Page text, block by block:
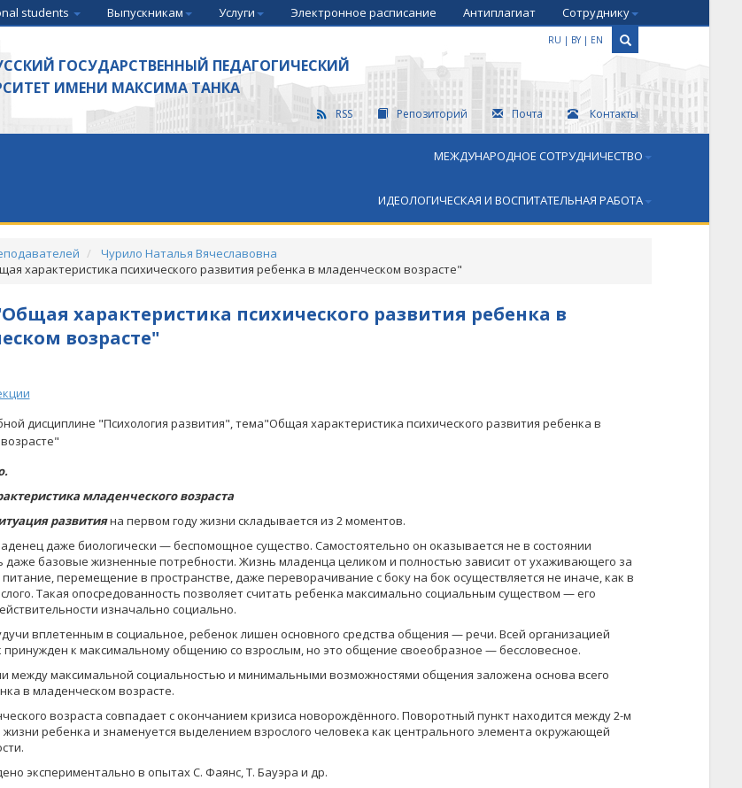
students Выпускникам Услуги Электронное расписание Антиплагиат Сотруднику
ГОСУДАРСТВЕННЫЙ ПЕДАГОГИЧЕСКИЙ
ИМЕНИ МАКСИМА ТАНКА
RU | BY | EN
RSS Репозиторий Почта Контакты
МЕЖДУНАРОДНОЕ СОТРУДНИЧЕСТВО
ИДЕОЛОГИЧЕСКАЯ И ВОСПИТАТЕЛЬНАЯ РАБОТА
Чурило Наталья Вячеславовна
характеристика психического развития ребенка в младенческом возрасте"
характеристика психического развития ребенка в
возрасте"
дисциплине "Психология развития", тема"Общая характеристика психического развития ребенка в
младенческого возраста
развитияна первом году жизни складывается из 2 моментов.
даже биологически — беспомощное существо. Самостоя­тельно он оказывается не в состоянии
даже базовые жизненные по­требности. Жизнь младенца целиком и полностью зависит от ухаживающего за
питание, перемещение в пространстве, даже переворачивание с боку на бок осуществляется не иначе, как в
Такая опосредованность позволяет считать ребенка максимально социальным существом — его
изначально социально.
вплетенным в социальное, ребенок лишен основного средст­ва общения — речи. Всей организацией
принужден к максимальному общению со взрослым, но это общение своеобразное — бессловесное.
между максимальной социальностью и минимальными возмож­ностями общения заложена основа всего
в младенческом возрасте.
возраста совпадает с окончанием кризиса новорождён­ного. Поворотный пункт находится между 2-м
ребенка и знаменуется выделением взрослого человека как центрального элемента окру­жающей
экспериментально в опытах С. Фаянс, Т. Бауэра и др.